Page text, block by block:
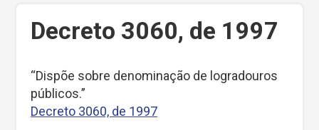
Decreto 3060, de 1997
“Dispõe sobre denominação de logradouros
públicos.”
Decreto 3060, de 1997